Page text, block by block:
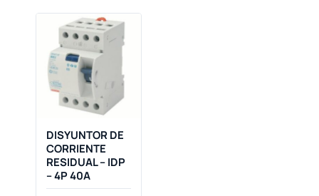
DISYUNTOR DE
CORRIENTE
RESIDUAL – IDP
– 4P 40A